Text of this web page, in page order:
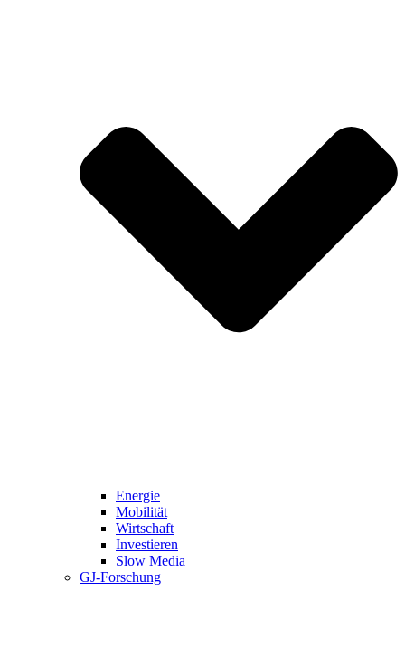
Energie
Mobilität
Wirtschaft
Investieren
Slow Media
GJ-Forschung